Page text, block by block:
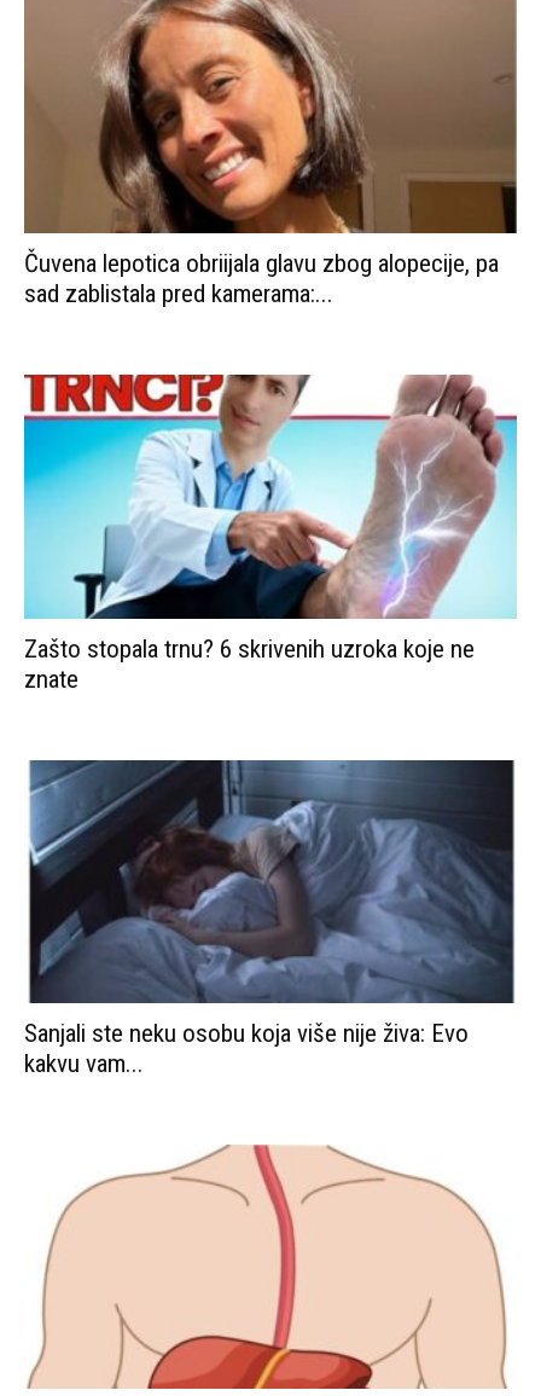
Čuvena lepotica obriijala glavu zbog alopecije, pa
sad zablistala pred kamerama:...
Zašto stopala trnu? 6 skrivenih uzroka koje ne
znate
Sanjali ste neku osobu koja više nije živa: Evo
kakvu vam...